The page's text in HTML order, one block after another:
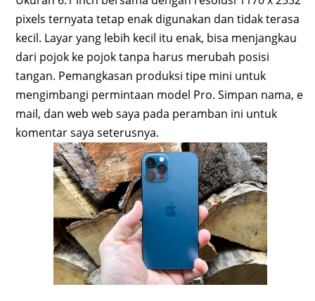
pixels ternyata tetap enak digunakan dan tidak terasa
kecil. Layar yang lebih kecil itu enak, bisa menjangkau
dari pojok ke pojok tanpa harus merubah posisi
tangan. Pemangkasan produksi tipe mini untuk
mengimbangi permintaan model Pro. Simpan nama, e
mail, dan web web saya pada peramban ini untuk
komentar saya seterusnya.